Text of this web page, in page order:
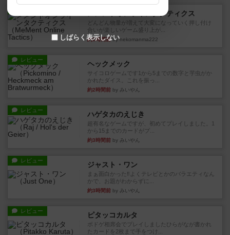
メメントオンラインタクティクス
どんどん物量が増えて大変になっていく押し付け
合いが楽しいゲーム盛り上が...
約1時間前by nekomanma222
レビュー ヘックメック
サイコロゲームです1から5までの数字と芋虫がか
かれたダイス。これを振っ...
約2時間前 by みいやん
レビュー ハゲタカのえじき
超有名なゲームですが、初めてプレイしました。1
から15までのカードがプ...
約3時間前 by みいやん
レビュー ジャスト・ワン
まぁ面白かった‼️よくテレビとかのバラエティなん
かで、お題がわからずに...
約3時間前 by みいやん
レビュー ピタッコカルタ
ボドゲ相席会でプレイしましたひらがなが書かれ
たカードを2枚まで手をつけ...
しばらく表示しない